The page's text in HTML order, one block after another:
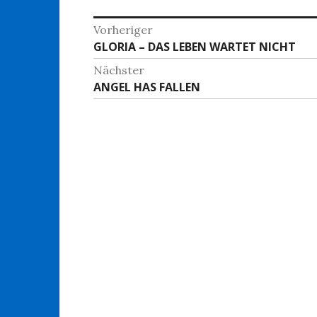
Beitragsnavigation
Vorheriger
Vorheriger
Beitrag:
GLORIA – DAS LEBEN WARTET NICHT
Nächster
Nächster
Beitrag:
ANGEL HAS FALLEN